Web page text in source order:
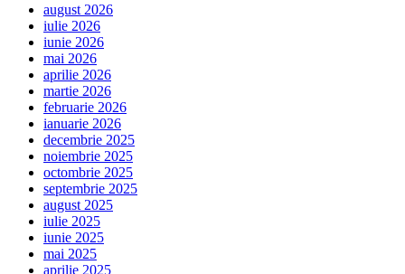
august 2026
iulie 2026
iunie 2026
mai 2026
aprilie 2026
martie 2026
februarie 2026
ianuarie 2026
decembrie 2025
noiembrie 2025
octombrie 2025
septembrie 2025
august 2025
iulie 2025
iunie 2025
mai 2025
aprilie 2025